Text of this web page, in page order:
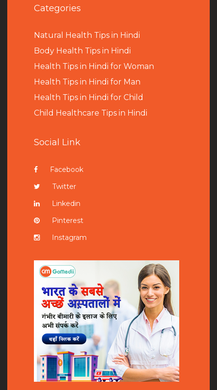
Categories
Natural Health Tips in Hindi
Body Health Tips in Hindi
Health Tips in Hindi for Woman
Health Tips in Hindi for Man
Health Tips in Hindi for Child
Child Healthcare Tips in Hindi
Social Link
Facebook
Twitter
Linkedin
Pinterest
Instagram